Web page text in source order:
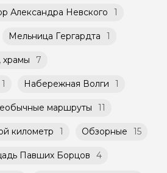
Александра Невского 1
Мельница Гергардта 1
храмы 7
1 Набережная Волги 1
маршруты 11
километр 1 Обзорные 15
Павших Борцов 4